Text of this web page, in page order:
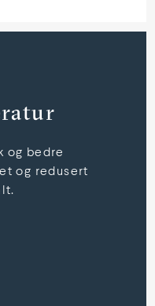
og bedre
og redusert